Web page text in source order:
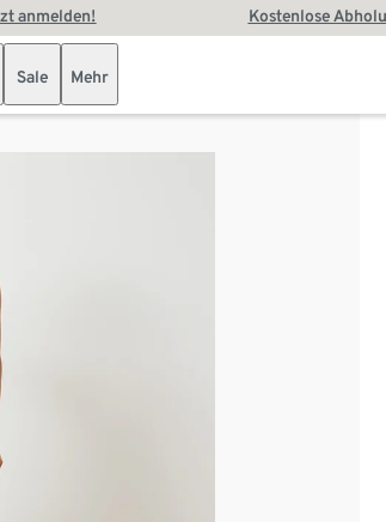
anmelden! Kostenlose
Sale Mehr